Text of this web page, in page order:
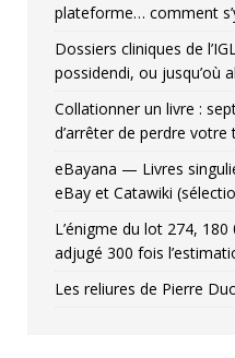
plateforme… comment
Dossiers cliniques de
possidendi, ou jusqu’où
Collationner un livre :
d’arrêter de perdre votre
eBayana — Livres
eBay et Catawiki
L’énigme du lot 274, 180
adjugé 300 fois
Les reliures de Pierre